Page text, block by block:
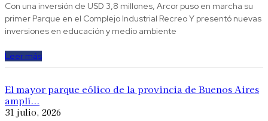
Con una inversión de USD 3,8 millones, Arcor puso en marcha su
primer Parque en el Complejo Industrial Recreo Y presentó nuevas
inversiones en educación y medio ambiente
Leer más
El mayor parque eólico de la provincia de Buenos Aires
amplí...
31 julio, 2026